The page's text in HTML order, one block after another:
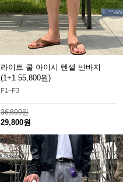
라이트 쿨 아이시 텐셀 반바지
(1+1 55,800원)
F1~F3
36,800원
29,800원